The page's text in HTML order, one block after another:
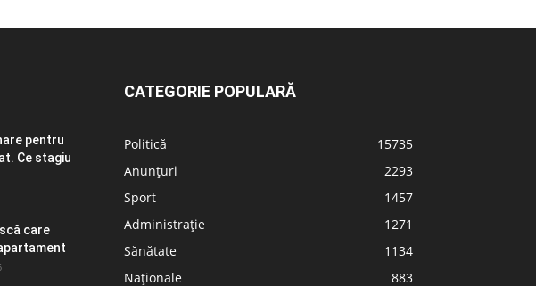
pentru
Ce stagiu
care
CATEGORIE POPULARĂ
Politică
15735
Anunțuri
2293
Sport
1457
Administrație
1271
Sănătate
1134
Naționale
883